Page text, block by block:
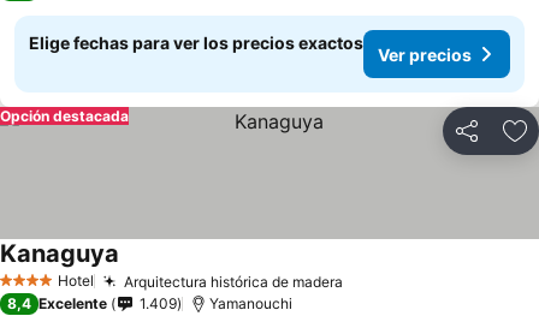
Elige fechas para ver los precios exactos
Ver precios
Compartir
Opción destacada
4 EstrellasHotel Arquitectura histórica de madera
Kanaguya
8,4 Excelente 1.409 Yamanouchi